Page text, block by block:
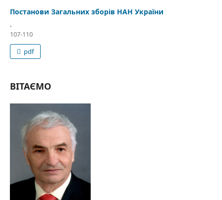
Постанови Загальних зборів НАН України
.
107-110
pdf
ВІТАЄМО